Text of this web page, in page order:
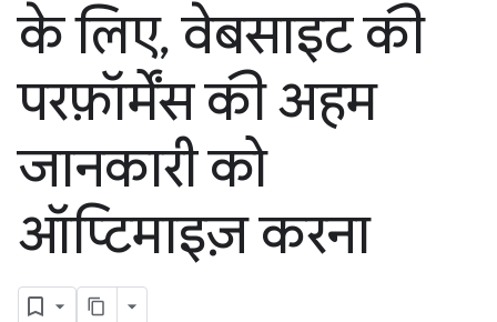
के लिए,वेबसाइट की
परफ़ॉर्मेंस की अहम
जानकारी को
ऑप्टिमाइज़ करना